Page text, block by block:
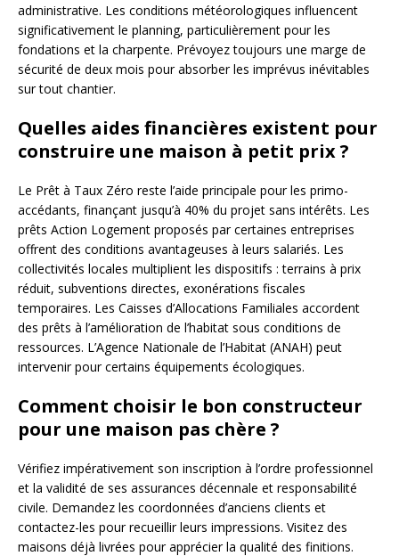
administrative. Les conditions météorologiques influencent
significativement le planning, particulièrement pour les
fondations et la charpente. Prévoyez toujours une marge de
sécurité de deux mois pour absorber les imprévus inévitables
sur tout chantier.
Quelles aides financières existent pour
construire une maison à petit prix ?
Le Prêt à Taux Zéro reste l’aide principale pour les primo-
accédants, finançant jusqu’à 40% du projet sans intérêts. Les
prêts Action Logement proposés par certaines entreprises
offrent des conditions avantageuses à leurs salariés. Les
collectivités locales multiplient les dispositifs : terrains à prix
réduit, subventions directes, exonérations fiscales
temporaires. Les Caisses d’Allocations Familiales accordent
des prêts à l’amélioration de l’habitat sous conditions de
ressources. L’Agence Nationale de l’Habitat (ANAH) peut
intervenir pour certains équipements écologiques.
Comment choisir le bon constructeur
pour une maison pas chère ?
Vérifiez impérativement son inscription à l’ordre professionnel
et la validité de ses assurances décennale et responsabilité
civile. Demandez les coordonnées d’anciens clients et
contactez-les pour recueillir leurs impressions. Visitez des
maisons déjà livrées pour apprécier la qualité des finitions.